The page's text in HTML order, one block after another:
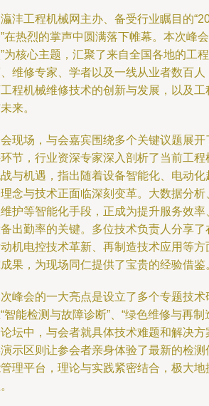
沣工程机械网主办、备受行业瞩目的
在热烈的掌声中圆满落下帷幕。本次峰
为核心主题，汇聚了来自全国各地的工
维修专家、学者以及一线从业者数百
程机械维修技术的创新与发展，以及
来。
现场，与会嘉宾围绕多个关键议题展
节，行业资深专家深入剖析了当前工
与机遇，指出随着设备智能化、电动
念与技术正面临深刻变革。大数据分
护等智能化手段，正成为提升服务效
出勤率的关键。多位技术负责人分享
机电控技术革新、再制造技术应用等
果，为现场同仁提供了宝贵的经验借鉴
峰会的一大亮点是设立了多个专题技
智能检测与故障诊断”、“绿色维修与再制
坛中，与会者就具体技术难题和解决
示区则让参会者亲身体验了最新的检
理平台，理论与实践紧密结合，极大